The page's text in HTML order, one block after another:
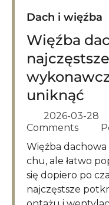
Dach i więźba
Więźba
uniknąć
2026-03-28
Comments
Więźba dachowa to fundament trwałego da
chu, ale łatwo
się dopiero po
najczęstsze